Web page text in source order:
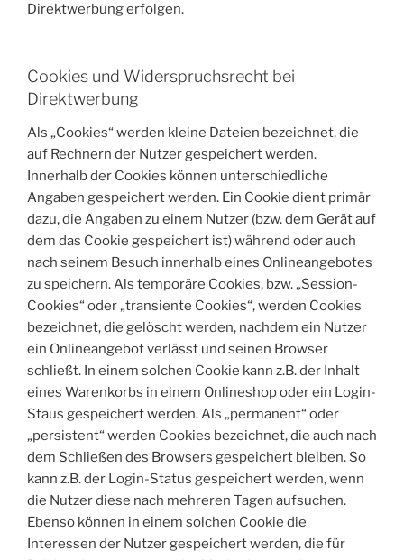
Direktwerbung erfolgen.
Cookies und Widerspruchsrecht bei
Direktwerbung
Als „Cookies“ werden kleine Dateien bezeichnet, die
auf Rechnern der Nutzer gespeichert werden.
Innerhalb der Cookies können unterschiedliche
Angaben gespeichert werden. Ein Cookie dient primär
dazu, die Angaben zu einem Nutzer (bzw. dem Gerät auf
dem das Cookie gespeichert ist) während oder auch
nach seinem Besuch innerhalb eines Onlineangebotes
zu speichern. Als temporäre Cookies, bzw. „Session-
Cookies“ oder „transiente Cookies“, werden Cookies
bezeichnet, die gelöscht werden, nachdem ein Nutzer
ein Onlineangebot verlässt und seinen Browser
schließt. In einem solchen Cookie kann z.B. der Inhalt
eines Warenkorbs in einem Onlineshop oder ein Login-
Staus gespeichert werden. Als „permanent“ oder
„persistent“ werden Cookies bezeichnet, die auch nach
dem Schließen des Browsers gespeichert bleiben. So
kann z.B. der Login-Status gespeichert werden, wenn
die Nutzer diese nach mehreren Tagen aufsuchen.
Ebenso können in einem solchen Cookie die
Interessen der Nutzer gespeichert werden, die für